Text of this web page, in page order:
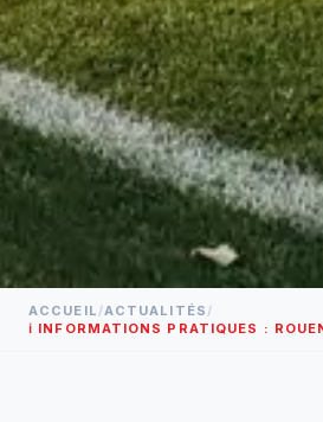
ACCUEIL /ACTUALITÉS /
ℹ️ INFORMATIONS PRATIQUES :